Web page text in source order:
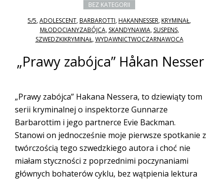
BEZ KATEGORII
5/5,ADOLESCENT,BARBAROTTI,HAKANNESSER,KRYMINAŁ,
MŁODOCIANYZABÓJCA, SKANDYNAWIA, SUSPENS,
SZWEDZKIKRYMINAŁ,WYDAWNICTWOCZARNAWOCA
„Prawy zabójca” Håkan Nesser
„Prawy zabójca” Hakana Nessera, to dziewiąty tom
serii kryminalnej o inspektorze Gunnarze
Barbarottim i jego partnerce Evie Backman.
Stanowi on jednocześnie moje pierwsze spotkanie z
twórczością tego szwedzkiego autora i choć nie
miałam styczności z poprzednimi poczynaniami
głównych bohaterów cyklu, bez wątpienia lektura